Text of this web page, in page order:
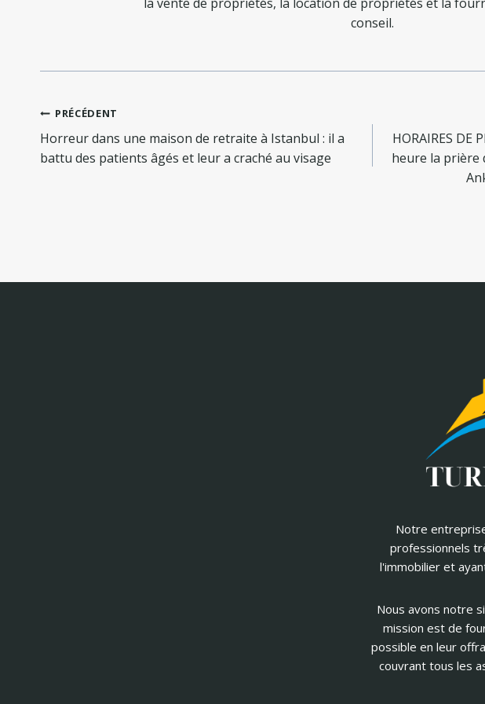
conseil.
Navigation
de
l’article
PRÉCÉDENT
Horreur dans une maison de retraite à Istanbul : il a
battu des patients âgés et leur a craché au visage
HORAIRES DE
heure la prière
Notre
professionnels
l'immobilier et
Nous avons notre
mission est de
possible en leur
couvrant tous les